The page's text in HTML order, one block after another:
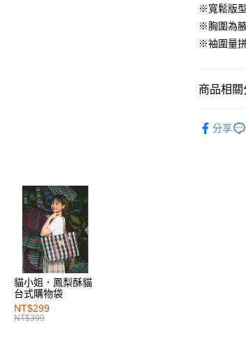
全家取貨
每筆
每筆
每筆
※寬鬆版
※胸圍為
※袖圍量
商品相關
分享
貓小姐．鳳梨酥貓
台式購物袋
NT$299
NT$399